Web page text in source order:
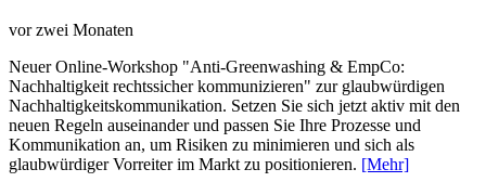
vor zwei Monaten
Neuer Online-Workshop "Anti-Greenwashing & EmpCo:
Nachhaltigkeit rechtssicher kommunizieren" zur glaubwürdigen
Nachhaltigkeitskommunikation. Setzen Sie sich jetzt aktiv mit den
neuen Regeln auseinander und passen Sie Ihre Prozesse und
Kommunikation an, um Risiken zu minimieren und sich als
glaubwürdiger Vorreiter im Markt zu positionieren. [Mehr]